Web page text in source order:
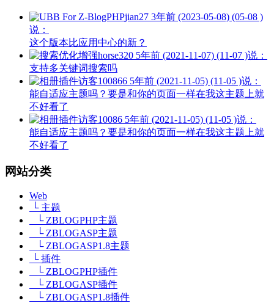
jian27 3年前 (2023-05-08) (05-08 )
说：
这个版本比应用中心的新？
horse320 5年前 (2021-11-07) (11-07 )说：
支持多关键词搜索吗
访客100866 5年前 (2021-11-05) (11-05 )说：
能自适应主题吗？要是和你的页面一样在我这主题上就
不好看了
访客10086 5年前 (2021-11-05) (11-05 )说：
能自适应主题吗？要是和你的页面一样在我这主题上就
不好看了
网站分类
Web
└ 主题
└ ZBLOGPHP主题
└ ZBLOGASP主题
└ ZBLOGASP1.8主题
└ 插件
└ ZBLOGPHP插件
└ ZBLOGASP插件
└ ZBLOGASP1.8插件